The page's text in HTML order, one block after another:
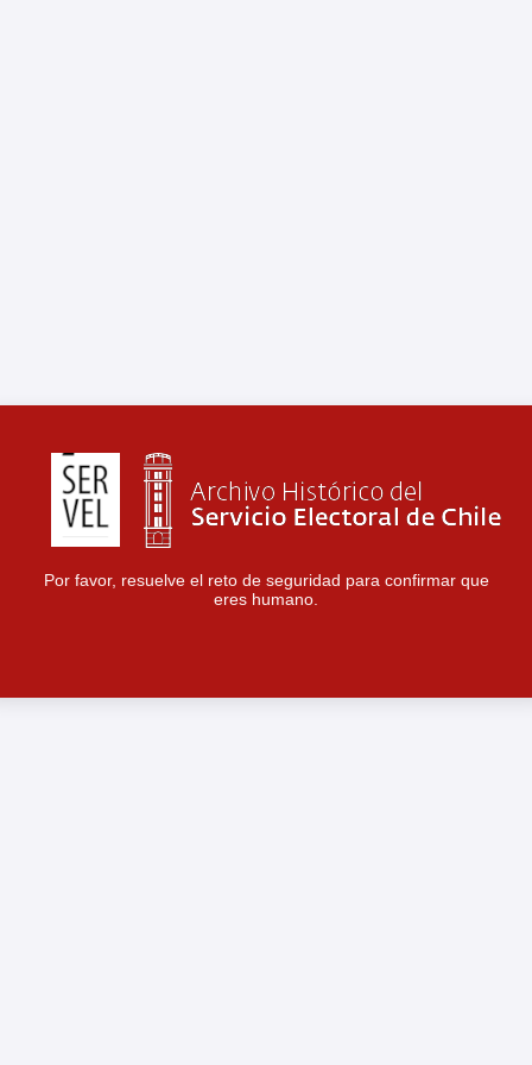
Por favor, resuelve el reto de seguridad para confirmar que
eres humano.